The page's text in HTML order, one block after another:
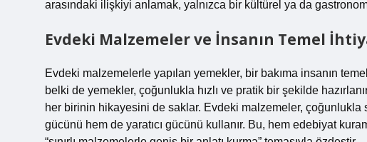
arasındaki ilişkiyi anlamak, yalnızca bir kültürel ya da
Evdeki Malzemeler ve İnsanın Temel
Evdeki malzemelerle yapılan yemekler, bir bakıma insanın
belki de yemekler, çoğunlukla hızlı ve pratik bir şekilde
her birinin hikayesini de saklar. Evdeki malzemeler, çoğunlukla
gücünü hem de yaratıcı gücünü kullanır. Bu, hem edebiyat